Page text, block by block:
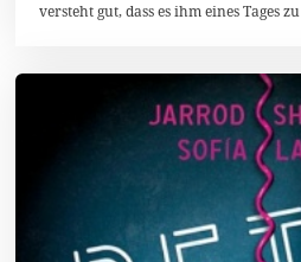
versteht gut, dass es ihm eines Tages